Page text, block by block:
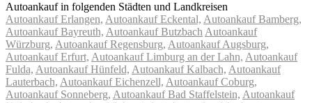
Autoankauf in folgenden Städten und Landkreisen
Autoankauf Erlangen, Autoankauf Eckental, Autoankauf Bamberg,
Autoankauf Bayreuth, Autoankauf Butzbach Autoankauf
Würzburg, Autoankauf Regensburg, Autoankauf Augsburg,
Autoankauf Erfurt, Autoankauf Limburg an der Lahn, Autoankauf
Fulda, Autoankauf Hünfeld, Autoankauf Kalbach, Autoankauf
Lauterbach, Autoankauf Eichenzell, Autoankauf Coburg,
Autoankauf Sonneberg, Autoankauf Bad Staffelstein, Autoankauf